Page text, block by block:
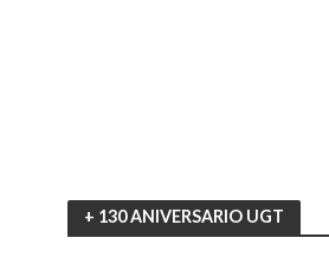
+ 130 ANIVERSARIO UGT